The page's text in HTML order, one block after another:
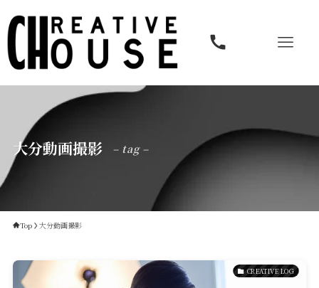
大分動画撮影 – tag –
Top 大分動画撮影
CREATIVE LOG